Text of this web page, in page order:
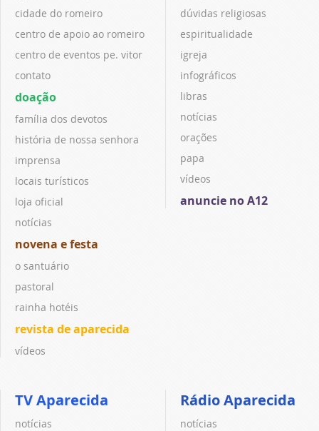
cidade do romeiro
centro de apoio ao romeiro
centro de eventos pe. vitor
contato
doação
família dos devotos
história de nossa senhora
imprensa
locais turísticos
loja oficial
notícias
novena e festa
o santuário
pastoral
rainha hotéis
revista de aparecida
vídeos
dúvidas religiosas
espiritualidade
igreja
infográficos
libras
notícias
orações
papa
vídeos
anuncie no A12
TV Aparecida
notícias
Rádio Aparecida
notícias